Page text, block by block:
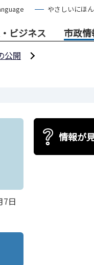
やさしいにほ
ビジネス 市政情
公開
7日
情報が